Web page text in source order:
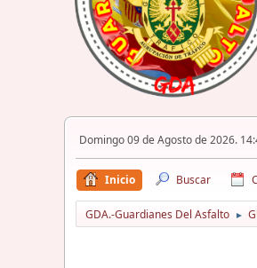
Domingo 09 de Agosto de 2026.
Inicio Buscar
GDA.-Guardianes Del Asfalto ►